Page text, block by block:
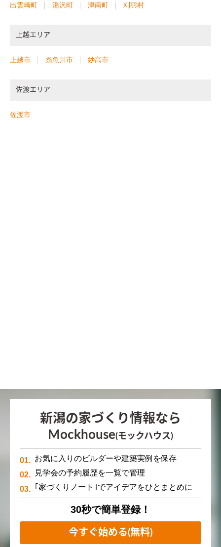
出雲崎町
湯沢町 津南町 刈羽村
上越エリア
上越市 糸魚川市 妙高市
佐渡エリア
佐渡市
新潟の家づくり情報なら
Mockhouse(モックハウス)
お気に入りのビルダーや建築実例を保存
見学会の予約履歴を一覧で管理
｢家づくりノート｣でアイデアをひとまとめに
30秒で簡単登録！
今すぐ始める(無料)